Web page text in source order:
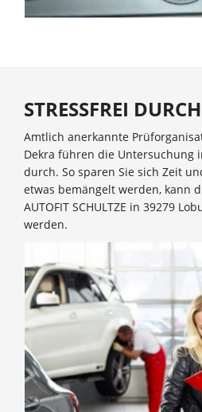
STRESSFREI
Amtlich anerkannte
Dekra führen die Untersuchung
durch. So sparen Sie sich Zeit
etwas bemängelt werden, kann
AUTOFIT SCHULTZE in 39279
werden.